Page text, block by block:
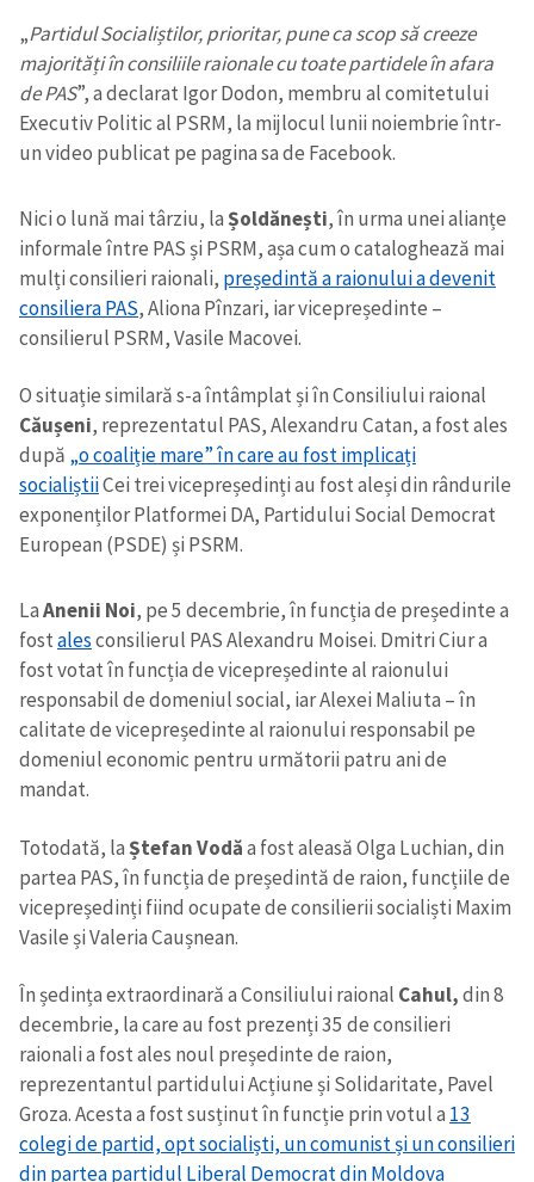
Trimite o informație
„Partidul Socialiștilor, prioritar, pune ca scop să creeze
majorități în consiliile raionale cu toate partidele în afara
de PAS”, a declarat Igor Dodon, membru al comitetului
Executiv Politic al PSRM, la mijlocul lunii noiembrie într-
un video publicat pe pagina sa de Facebook.
Nici o lună mai târziu, laȘoldănești, în urma unei alianțe
informale între PAS și PSRM, așa cum o cataloghează mai
mulți consilieri raionali, președintă a raionului a devenit
consiliera PAS, Aliona Pînzari, iar vicepreședinte –
consilierul PSRM, Vasile Macovei.
O situație similară s-a întâmplat și în Consiliului raional
Căușeni, reprezentatul PAS, Alexandru Catan, a fost ales
după „o coaliție mare” în care au fost implicați
socialiștiiCei trei vicepreședinți au fost aleși din rândurile
exponenților Platformei DA, Partidului Social Democrat
European (PSDE) și PSRM.
LaAnenii Noi, pe 5 decembrie, în funcția de președinte a
fostalesconsilierul PAS Alexandru Moisei. Dmitri Ciur a
fost votat în funcția de vicepreședinte al raionului
responsabil de domeniul social, iar Alexei Maliuta – în
calitate de vicepreședinte al raionului responsabil pe
domeniul economic pentru următorii patru ani de
mandat.
Totodată, laȘtefan Vodăa fost aleasă Olga Luchian, din
partea PAS, în funcția de președintă de raion, funcțiile de
vicepreședinți fiind ocupate de consilierii socialiști Maxim
Vasile și Valeria Caușnean.
În ședința extraordinară a Consiliului raional Cahul,din 8
decembrie, la care au fost prezenți 35 de consilieri
raionali a fost ales noul președinte de raion,
reprezentantul partidului Acțiune și Solidaritate, Pavel
Groza. Acesta a fost susținut în funcție prin votul a 13
colegi de partid, opt socialiști, un comunist și un consilieri
din partea partidul Liberal Democrat din Moldova